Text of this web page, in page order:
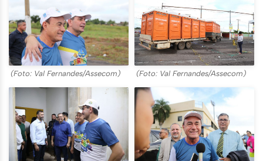
(Foto: Val Fernandes/Assecom) (Foto: Val Fernandes/Assecom)